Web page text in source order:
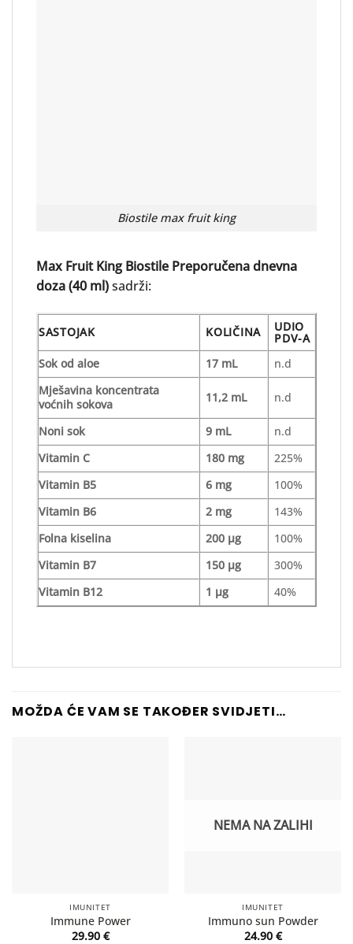
Biostile max fruit king
Max Fruit King Biostile Preporučena dnevna
doza (40 ml)sadrži:
SASTOJAK KOLIČINA UDIO
PDV-A
Sok od aloe
17 mL
n.d
Mješavina koncentrata
voćnih sokova
11,2 mL n.d
Noni sok 9 mL
n.d
Vitamin C
180 mg
225%
Vitamin B5
6 mg
100%
Vitamin B6
2 mg
143%
Folna kiselina
200 µg
100%
Vitamin B7
150 µg
300%
Vitamin B12
1 µg 40%
MOŽDA ĆE VAM SE TAKOĐER SVIDJETI…
IMUNITET
Immune Power
29.90 €
NEMA NA ZALIHI
IMUNITET
Immuno sun Powder
24.90 €